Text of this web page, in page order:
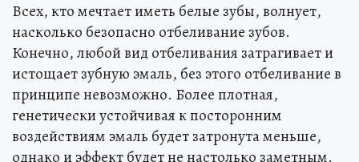
Всех, кто мечтает иметь белые зубы, волнует,
насколько безопасно отбеливание зубов.
Конечно, любой вид отбеливания затрагивает и
истощает зубную эмаль, без этого отбеливание в
принципе невозможно. Более плотная,
генетически устойчивая к посторонним
воздействиям эмаль будет затронута меньше,
однако и эффект будет не настолько заметным.